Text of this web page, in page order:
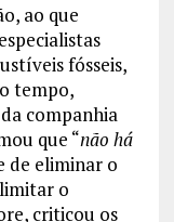
ao que
fósseis,
tempo,
companhia
que “não há
de eliminar o
o
criticou os